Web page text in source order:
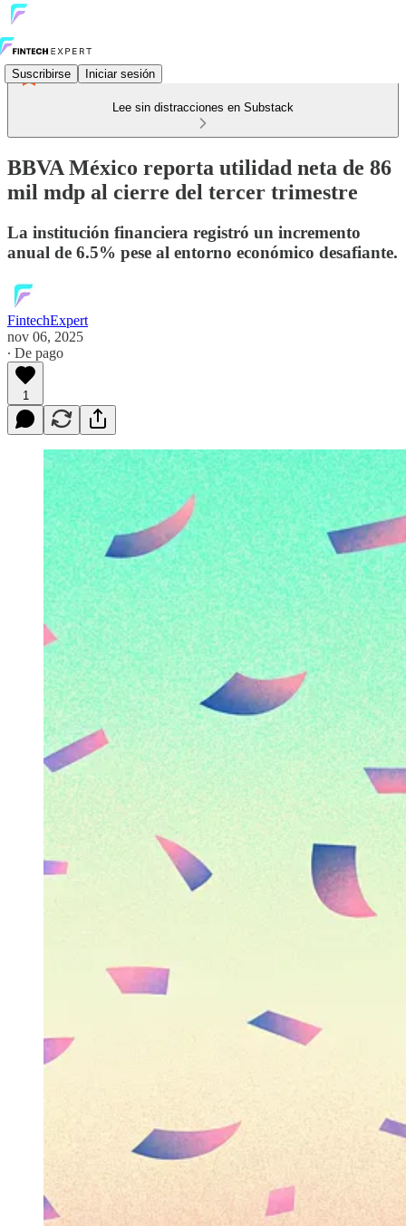
Suscribirse Iniciar sesión
Lee sin distracciones en Substack
BBVA México reporta utilidad neta de 86
mil mdp al cierre del tercer trimestre
La institución financiera registró un incremento
anual de 6.5% pese al entorno económico desafiante.
FintechExpert
nov 06, 2025
∙ De pago
1